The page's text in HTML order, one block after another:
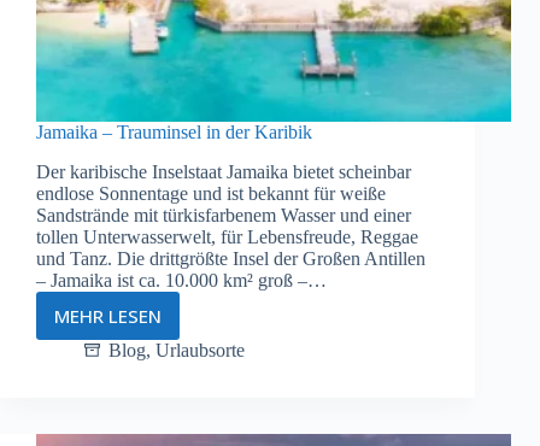
Jamaika – Trauminsel in der Karibik
Der karibische Inselstaat Jamaika bietet scheinbar
endlose Sonnentage und ist bekannt für weiße
Sandstrände mit türkisfarbenem Wasser und einer
tollen Unterwasserwelt, für Lebensfreude, Reggae
und Tanz. Die drittgrößte Insel der Großen Antillen
– Jamaika ist ca. 10.000 km² groß –…
MEHR LESEN
Jamaika
–
Blog, Urlaubsorte